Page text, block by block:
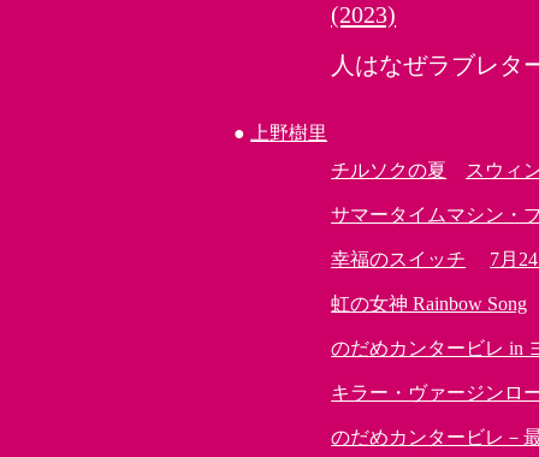
(2023)
人はなぜラブレ
●
上野樹里
チルソクの夏
スウィ
サマータイムマシン・
幸福のスイッチ 7月
虹の女神 Rainbow Song
のだめカンタービレ in
キラー・ヴァージンロ
のだめカンタービレ－